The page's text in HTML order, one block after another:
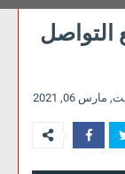
التواصل
مارس 06, 2021